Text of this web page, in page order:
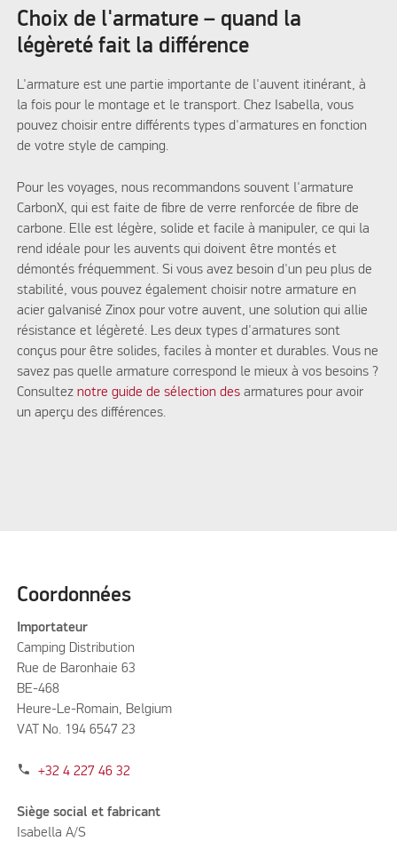
Choix de l'armature – quand la
légèreté fait la différence
L'armature est une partie importante de l'auvent itinérant, à
la fois pour le montage et le transport. Chez Isabella, vous
pouvez choisir entre différents types d'armatures en fonction
de votre style de camping.
Pour les voyages, nous recommandons souvent l'armature
CarbonX, qui est faite de fibre de verre renforcée de fibre de
carbone. Elle est légère, solide et facile à manipuler, ce qui la
rend idéale pour les auvents qui doivent être montés et
démontés fréquemment. Si vous avez besoin d'un peu plus de
stabilité, vous pouvez également choisir notre armature en
acier galvanisé Zinox pour votre auvent, une solution qui allie
résistance et légèreté. Les deux types d'armatures sont
conçus pour être solides, faciles à monter et durables. Vous ne
savez pas quelle armature correspond le mieux à vos besoins ?
Consulteznotre guide de sélection des armatures pour avoir
un aperçu des différences.
Coordonnées
Importateur
Camping Distribution
Rue de Baronhaie 63
BE-468
Heure-Le-Romain, Belgium
VAT No. 194 6547 23
phone +32 4 227 46 32
Siège social et fabricant
Isabella A/S